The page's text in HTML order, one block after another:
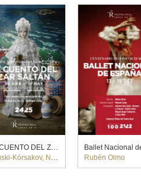
EL CUENTO DEL ZAR SALTÁN. Dmitri Tcherniakov (2025)
Kórsakov, Nikolái
Rubén Olmo